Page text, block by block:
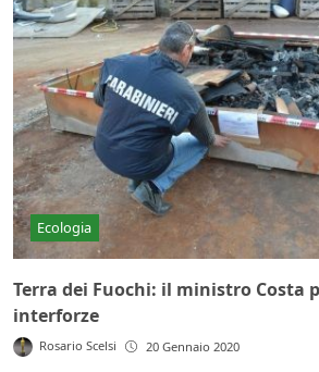
Ecologia
Terra dei Fuochi: il ministro Costa
interforze
Rosario Scelsi 20 Gennaio 2020